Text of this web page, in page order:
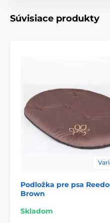
S výberom správnej
líšiť, maximálne však o 2 -
hneď niekoľko veľkostí a
Technické špecifikácie sa
výslovného upozornenia.
charakter.
Produkt je zaradený
Pelechy a búdy
Súvisiace produkty
Podložka pre psa
Brown
Skladom